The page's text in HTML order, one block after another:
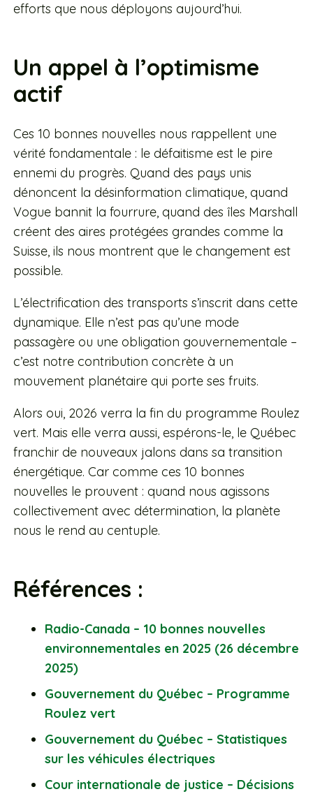
efforts que nous déployons aujourd’hui.
Un appel à l’optimisme
actif
Ces 10 bonnes nouvelles nous rappellent une
vérité fondamentale : le défaitisme est le pire
ennemi du progrès. Quand des pays unis
dénoncent la désinformation climatique, quand
Vogue bannit la fourrure, quand des îles Marshall
créent des aires protégées grandes comme la
Suisse, ils nous montrent que le changement est
possible.
L’électrification des transports s’inscrit dans cette
dynamique. Elle n’est pas qu’une mode
passagère ou une obligation gouvernementale –
c’est notre contribution concrète à un
mouvement planétaire qui porte ses fruits.
Alors oui, 2026 verra la fin du programme Roulez
vert. Mais elle verra aussi, espérons-le, le Québec
franchir de nouveaux jalons dans sa transition
énergétique. Car comme ces 10 bonnes
nouvelles le prouvent : quand nous agissons
collectivement avec détermination, la planète
nous le rend au centuple.
Références :
Radio-Canada – 10 bonnes nouvelles
environnementales en 2025 (26 décembre
2025)
Gouvernement du Québec – Programme
Roulez vert
Gouvernement du Québec – Statistiques
sur les véhicules électriques
Cour internationale de justice – Décisions